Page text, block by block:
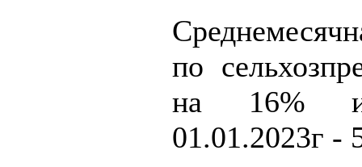
по
на 16% и
01.01.2023г -